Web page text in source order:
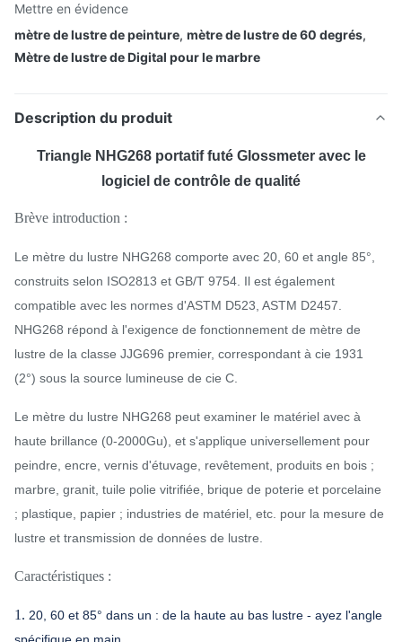
Mettre en évidence
mètre de lustre de peinture, mètre de lustre de 60 degrés,
Mètre de lustre de Digital pour le marbre
Description du produit
Triangle NHG268 portatif futé Glossmeter avec le
logiciel de contrôle de qualité
Brève introduction :
Le mètre du lustre NHG268 comporte avec 20, 60 et angle 85°,
construits selon ISO2813 et GB/T 9754. Il est également
compatible avec les normes d'ASTM D523, ASTM D2457.
NHG268 répond à l'exigence de fonctionnement de mètre de
lustre de la classe JJG696 premier, correspondant à cie 1931
(2°) sous la source lumineuse de cie C.
Le mètre du lustre NHG268 peut examiner le matériel avec à
haute brillance (0-2000Gu), et s'applique universellement pour
peindre, encre, vernis d'étuvage, revêtement, produits en bois ;
marbre, granit, tuile polie vitrifiée, brique de poterie et porcelaine
; plastique, papier ; industries de matériel, etc. pour la mesure de
lustre et transmission de données de lustre.
Caractéristiques :
1. 20, 60 et 85° dans un : de la haute au bas lustre - ayez l'angle